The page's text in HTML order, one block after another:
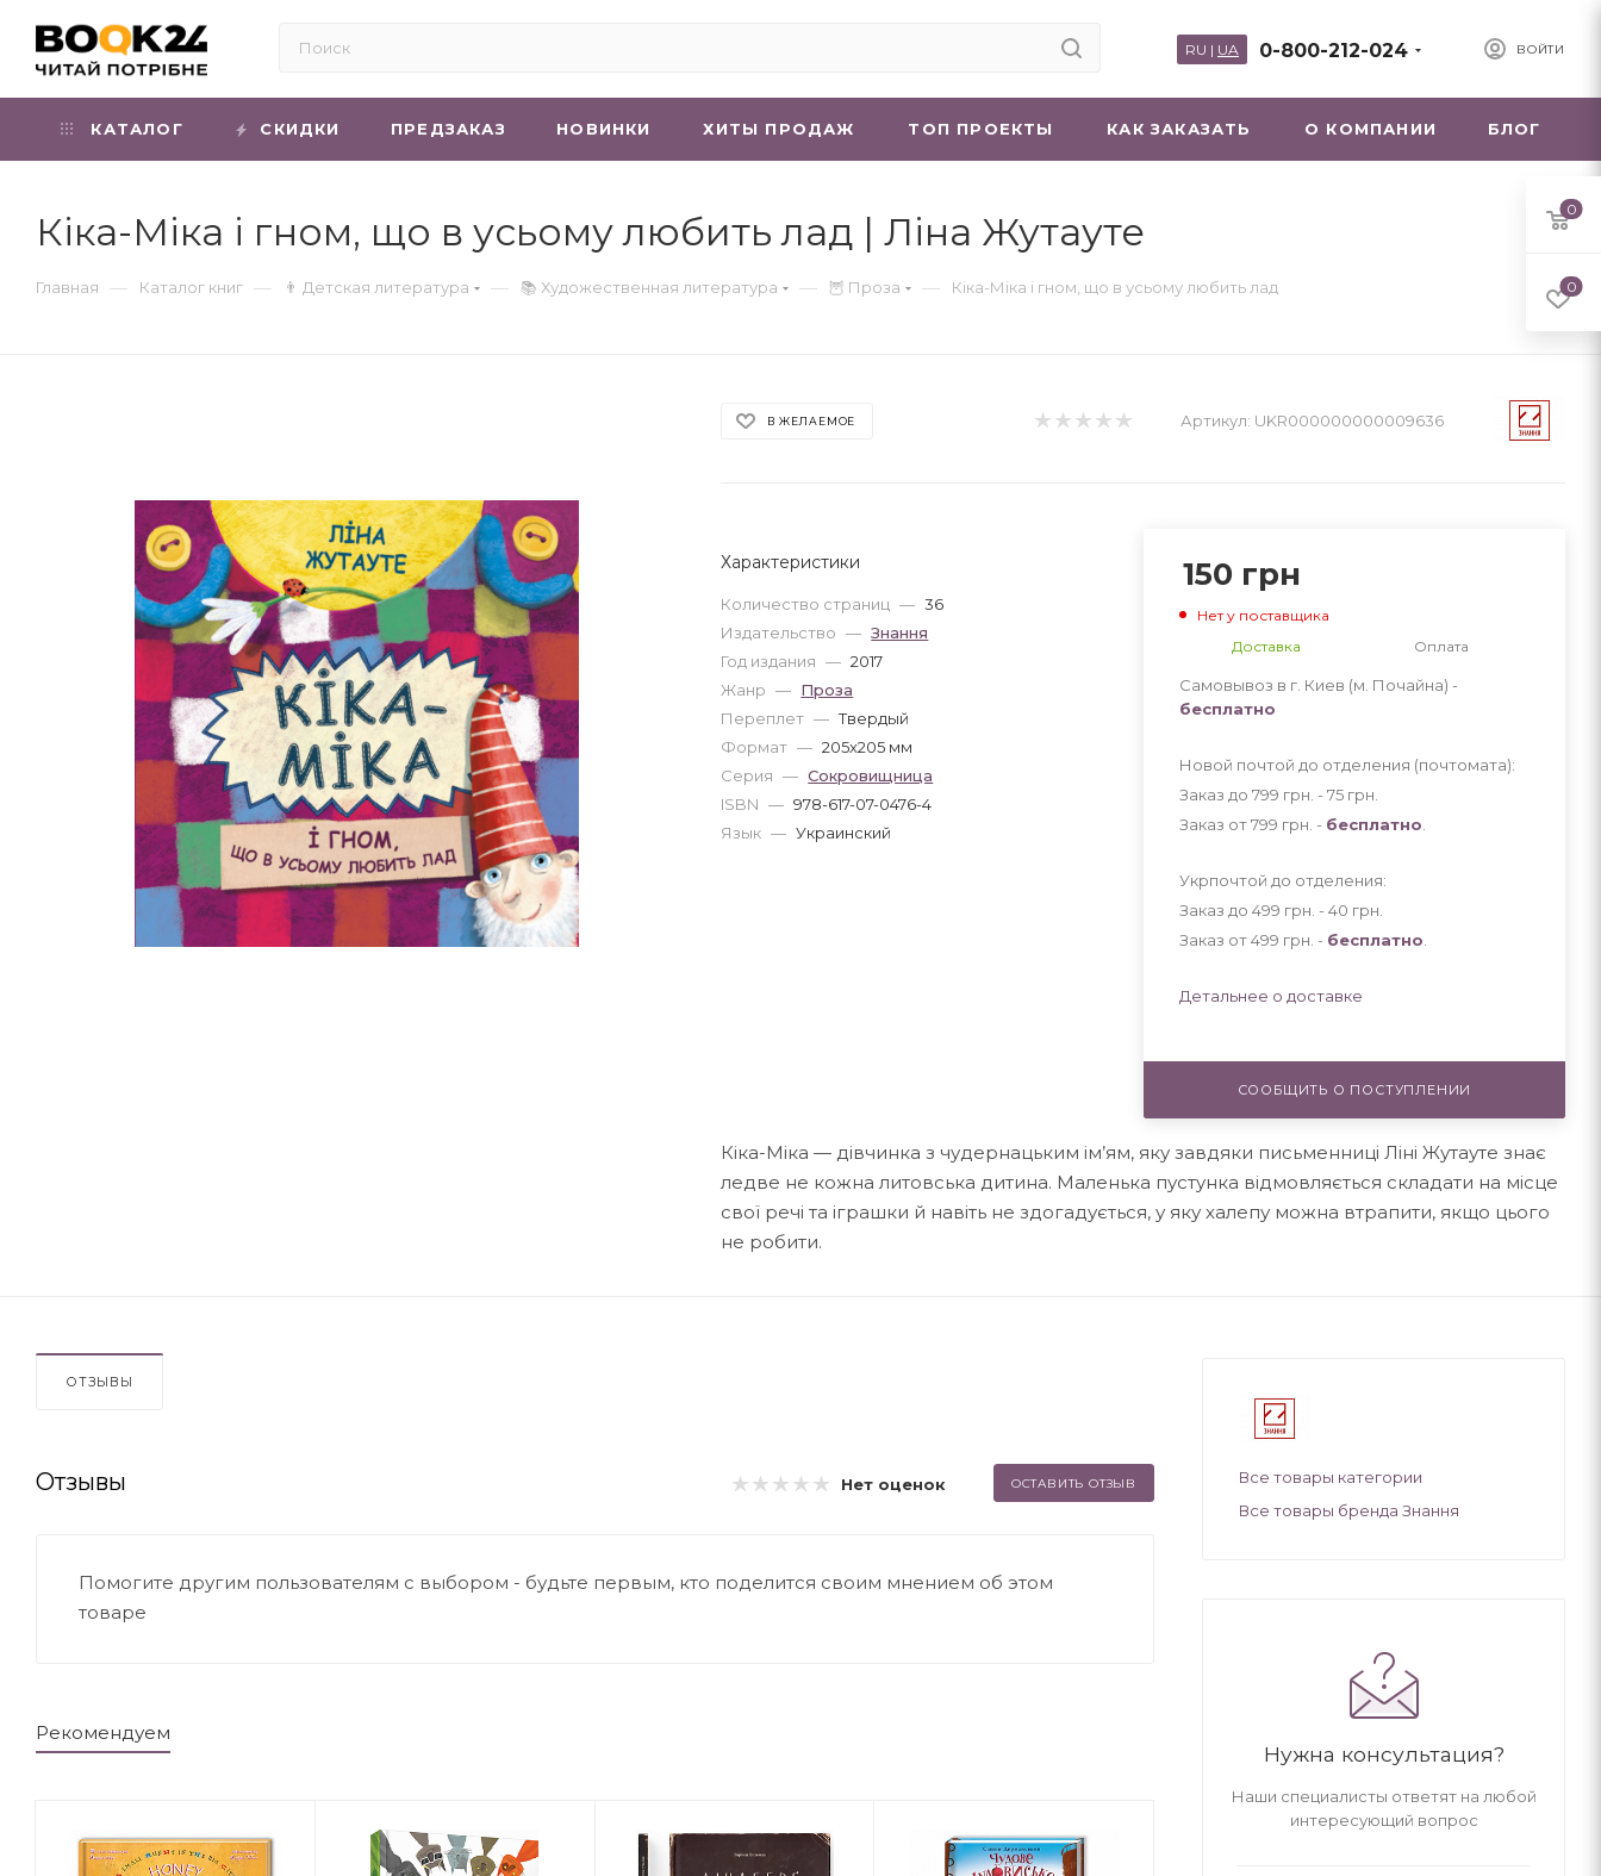
ВОЙТИ
0-800-212-024
RU | UA
КАТАЛОГ СКИДКИ ПРЕДЗАКАЗ НОВИНКИ ХИТЫ ПРОДАЖ ТОП ПРОЕКТЫ КАК ЗАКАЗАТЬ О КОМПАНИИ БЛОГ
Кіка-Міка і гном, що в усьому любить лад | Ліна Жутауте
Главная — Каталог книг — 👨 Детская литература — 📚 Художественная литература — 🦉 Проза — Кіка-Міка і гном, що в усьому любить лад
В ЖЕЛАЕМОЕ Артикул: UKR000000000009636
Характеристики
Количество страниц — 36
Издательство — Знання
Год издания — 2017
Жанр — Проза
Переплет — Твердый
Формат — 205x205 мм
Серия — Сокровищница
ISBN — 978-617-07-0476-4
Язык — Украинский
150 грн
Нет у поставщика
Доставка
Оплата
Самовывоз в г. Киев (м. Почайна) -
бесплатно
Новой почтой до отделения (почтомата):
Заказ до 799 грн. - 75 грн
Заказ от 799 грн. - бесплатно
Укрпочтой до отделения:
Заказ до 499 грн. - 40 грн
Заказ от 499 грн. - бесплатно
Детальнее о доставке
СООБЩИТЬ О ПОСТУПЛЕНИИ
Кіка-Міка — дівчинка з чудернацьким ім’ям, яку завдяки письменниці Ліні Жутауте знає
ледве не кожна литовська дитина. Маленька пустунка відмовляється складати на місце
свої речі та іграшки й навіть не здогадується, у яку халепу можна втрапити, якщо цього
не робити.
ОТЗЫВЫ
Отзывы Нет оценок ОСТАВИТЬ ОТЗЫВ
Помогите другим пользователям с выбором - будьте первым, кто поделится своим мнением об этом
товаре
Рекомендуем
Все товары категории
Все товары бренда Знання
Нужна консультация?
Наши специалисты ответят на любой
интересующий вопрос
0
0